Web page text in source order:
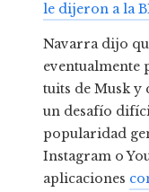
le dijeron a la
Navarra dijo
eventualmente
tuits de Musk y
un desafío
popularidad
Instagram o
aplicaciones